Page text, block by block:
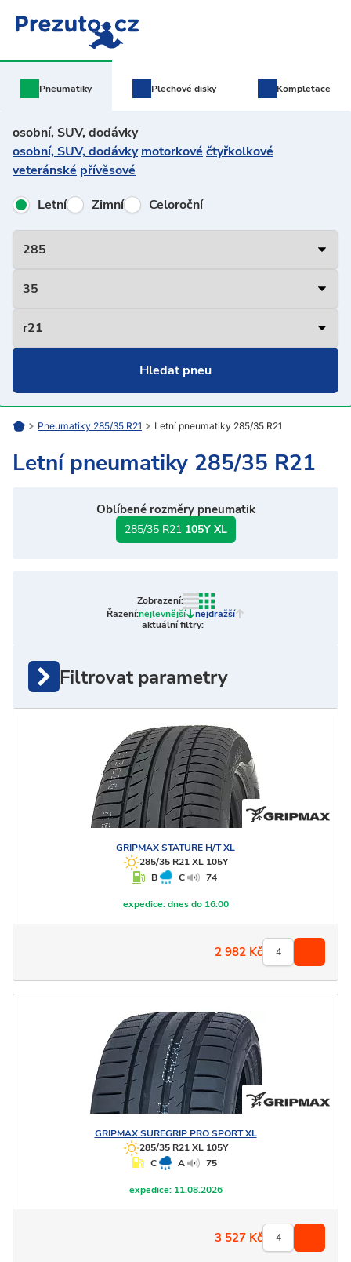
Pneumatiky Plechovédisky Kompletace
osobní, SUV, dodávky
osobní, SUV, dodávky motorkové čtyřkolkové
veteránské přívěsové
Letní
Zimní Celoroční
Pneumatiky 285/35 R21 Letní pneumatiky 285/35 R21
Letní pneumatiky 285/35 R21
Oblíbené rozměry pneumatik
285/35 R21105Y XL
Zobrazení:
Řazení:nejlevnější
nejdražší
aktuální filtry:
Filtrovat parametry
GRIPMAXSTATURE H/T XL
285/35 R21 XL 105Y
B
C 74
expedice:dnes do 16:00
2 982 Kč
GRIPMAXSUREGRIP PRO SPORT XL
285/35 R21 XL 105Y
C
A 75
expedice:11.08.2026
3 527 Kč